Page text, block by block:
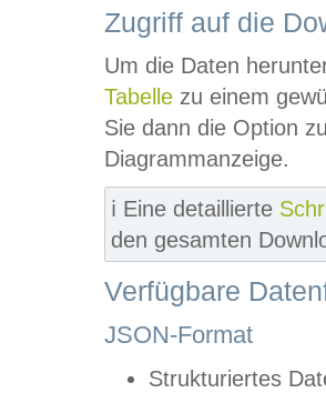
Zugriff auf die
Um die Daten
Tabelle zu einem
Sie dann die Option
Diagrammanzeige.
ℹ️ Eine detaillierte
den gesamten
Verfügbare
JSON-Format
Strukturiertes